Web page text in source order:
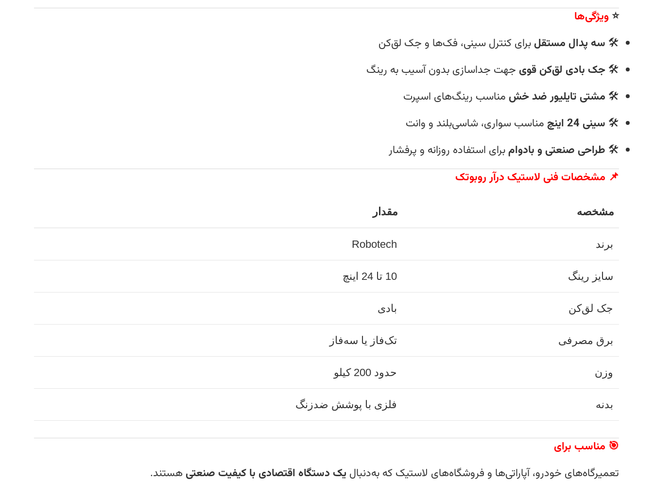
⭐ویژگی‌ها
🛠️ سه پدال مستقل برای کنترل سینی، فک‌ها و جک لق‌کن
🛠️ جک بادی لق‌کن قوی جهت جداسازی بدون آسیب به رینگ
🛠️ مشتی تایلیور ضد خش مناسب رینگ‌های اسپرت
🛠️ سینی 24 اینچ
مناسب سواری، شاسی‌بلند و وانت
🛠️ طراحی صنعتی و بادوامبرای استفاده روزانه و پرفشار
📌 مشخصات فنی لاستیک درآر روبوتک
مشخصه مقدار
برند Robotech
سایز رینگ 10 تا 24 اینچ
جک لق‌کن بادی
برق مصرفی تک‌فاز یا سه‌فاز
وزن حدود 200 کیلو
بدنه فلزی با پوشش ضدزنگ
🎯 مناسب برای
تعمیرگاه‌های خودرو، آپاراتی‌ها و فروشگاه‌های لاستیک که به‌دنبال یک دستگاه اقتصادی با کیفیت صنعتی هستند.